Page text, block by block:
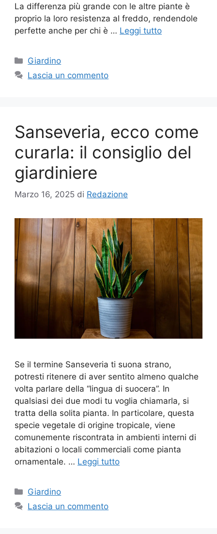
La differenza più grande con le altre piante è
proprio la loro resistenza al freddo, rendendole
perfette anche per chi è … Leggi tutto
Categorie
Giardino
Lascia un commento
Sanseveria, ecco come
curarla: il consiglio del
giardiniere
Marzo 16, 2025 di Redazione
Se il termine Sanseveria ti suona strano,
potresti ritenere di aver sentito almeno qualche
volta parlare della “lingua di suocera”. In
qualsiasi dei due modi tu voglia chiamarla, si
tratta della solita pianta. In particolare, questa
specie vegetale di origine tropicale, viene
comunemente riscontrata in ambienti interni di
abitazioni o locali commerciali come pianta
ornamentale. … Leggi tutto
Categorie
Giardino
Lascia un commento